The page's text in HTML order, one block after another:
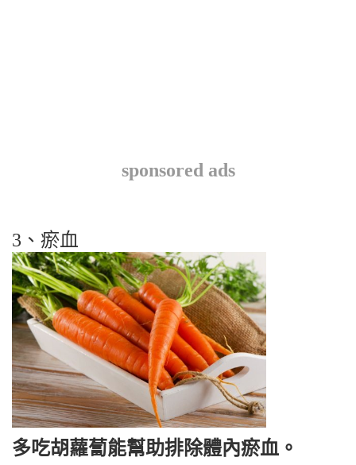
sponsored ads
3、瘀血
多吃胡蘿蔔能幫助排除體內瘀血。